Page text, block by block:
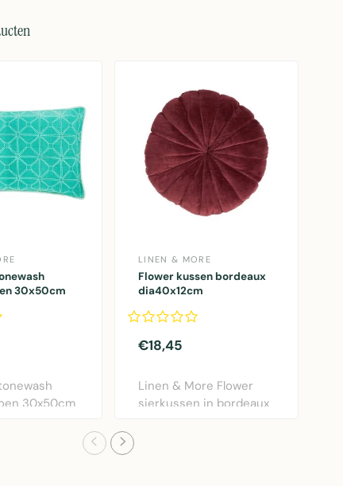
30x50cm
30x50cm
LINEN & MORE
Flower kussen bordeaux
dia40x12cm
€18,45
Linen & More Flower
sierkussen in bordeaux